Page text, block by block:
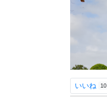
いいね 10